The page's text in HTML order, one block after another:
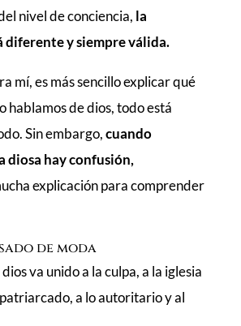
nivel de conciencia, la
diferente y siempre válida.
mí, es más sencillo explicar qué
hablamos de dios, todo está
Sin embargo,cuando
diosa hay confusión,
explicación para comprender
de moda
va unido a la culpa, a la iglesia
a lo autoritario y al